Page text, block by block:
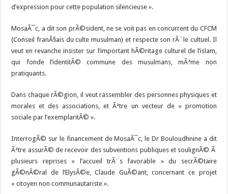
d’expression pour cette population silencieuse ».
MosaÃ¯c, a dit son prÃ©sident, ne se voit pas en concurrent du CFCM
(Conseil franÃ§ais du culte musulman) et respecte son rÃ´le cultuel. Il
veut en revanche insister sur l’important hÃ©ritage culturel de l’islam,
qui fonde l’identitÃ© commune des musulmans, mÃªme non
pratiquants.
Dans chaque rÃ©gion, il veut rassembler des personnes physiques et
morales et des associations, et Ãªtre un vecteur de « promotion
sociale par l’exemplaritÃ© ».
InterrogÃ© sur le financement de MosaÃ¯c, le Dr Bouloudhnine a dit
Ãªtre assurÃ© de recevoir des subventions publiques et soulignÃ© Ã
plusieurs reprises « l’accueil trÃ¨s favorable » du secrÃ©taire
gÃ©nÃ©ral de l’ElysÃ©e, Claude GuÃ©ant, concernant ce projet
« citoyen non communautariste ».